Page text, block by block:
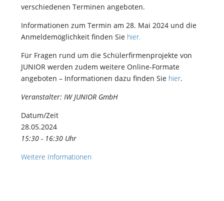
verschiedenen Terminen angeboten.
Informationen zum Termin am 28. Mai 2024 und die
Anmeldemöglichkeit finden Sie hier.
Für Fragen rund um die Schülerfirmenprojekte von
JUNIOR werden zudem weitere Online-Formate
angeboten – Informationen dazu finden Sie hier.
Veranstalter: IW JUNIOR GmbH
Datum/Zeit
28.05.2024
15:30 - 16:30 Uhr
Weitere Informationen